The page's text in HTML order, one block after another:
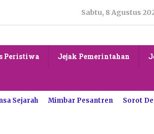
Sabtu, 8 Agustus
Peristiwa Jejak Pemerintahan
Sejarah Mimbar Pesantren Sorot